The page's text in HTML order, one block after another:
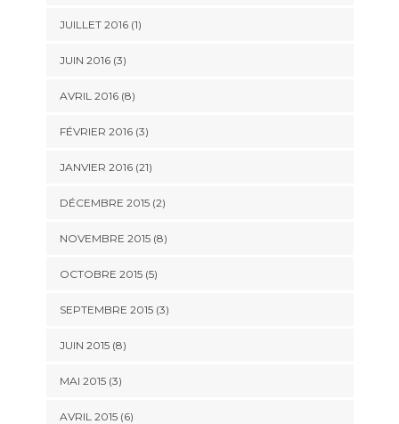
JUILLET 2016 (1)
JUIN 2016 (3)
AVRIL 2016 (8)
FÉVRIER 2016 (3)
JANVIER 2016 (21)
DÉCEMBRE 2015 (2)
NOVEMBRE 2015 (8)
OCTOBRE 2015 (5)
SEPTEMBRE 2015 (3)
JUIN 2015 (8)
MAI 2015 (3)
AVRIL 2015 (6)